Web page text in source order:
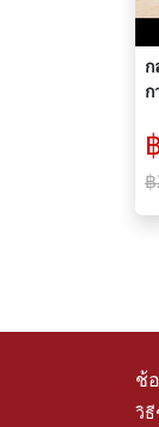
ก
ก
฿
ช้
วิธี